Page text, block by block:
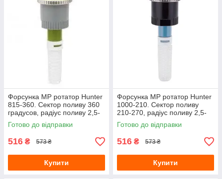
Форсунка MP ротатор Hunter
815-360. Сектор поливу 360
градусов, радіус поливу 2,5-
4,9 м
Готово до відправки
516 ₴ 573 ₴
Купити
Форсунка МР ротатор Hunter
1000-210. Сектор поливу
210-270, радіус поливу 2,5-
4,5 м
Готово до відправки
516 ₴ 573 ₴
Купити